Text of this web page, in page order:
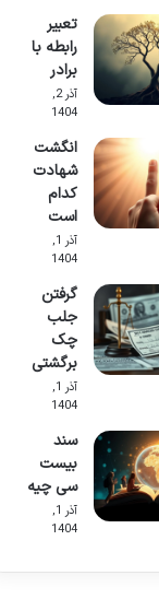
تعبیر
رابطه با
برادر
آذر 2,
1404
انگشت
شهادت
کدام
است
آذر 1,
1404
گرفتن
جلب
چک
برگشتی
آذر 1,
1404
سند
بیست
سی چیه
آذر 1,
1404